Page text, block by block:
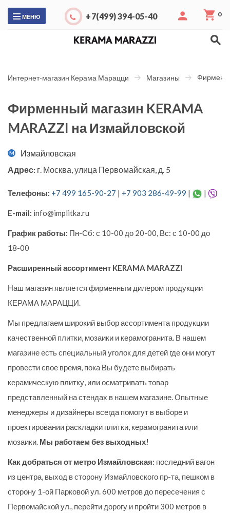
МЕНЮ +7(499) 394-05-40 0
Интернет-магазин Керама Марацци Магазины
Фирменный магазин KERAMA
MARAZZI на Измайловской
M
Измайловская
Адрес: г. Москва, улица Первомайская, д. 5
Телефоны: +7 499 165-90-27 | +7 903 286-49-99 | |
E-mail: info@implitka.ru
График работы: Пн-Сб: с 10-00 до 20-00, Вс: с 10-00 до
18-00
Расширенный ассортимент KERAMA MARAZZI
Наш магазин является фирменным дилером продукции
КЕРАМА МАРАЦЦИ.
Мы предлагаем широкий выбор ассортимента продукции
качественной плитки, мозаики и керамогранита. В нашем
магазине есть специальный уголок для детей где они могут
провести свое время, пока Вы будете выбирать
керамическую плитку, или осматривать товар
представленный на стендах в нашем магазине. Опытные
менеджеры и дизайнеры всегда помогут в выборе и
проектировании раскладки плитки, керамогранита или
мозаики. Мы работаем без выходных!
Как добраться от метро Измайловская: последний вагон
из центра, выход в сторону Измайловского пр-та, пешком в
сторону 1-ой Парковой ул. 600 метров до пересечения с
Первомайской ул., перейти дорогу и пройти 300 метров в